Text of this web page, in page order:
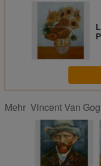
Mehr Vincent Van